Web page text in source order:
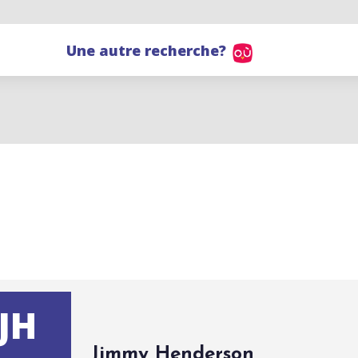
Une autre recherche?
JH